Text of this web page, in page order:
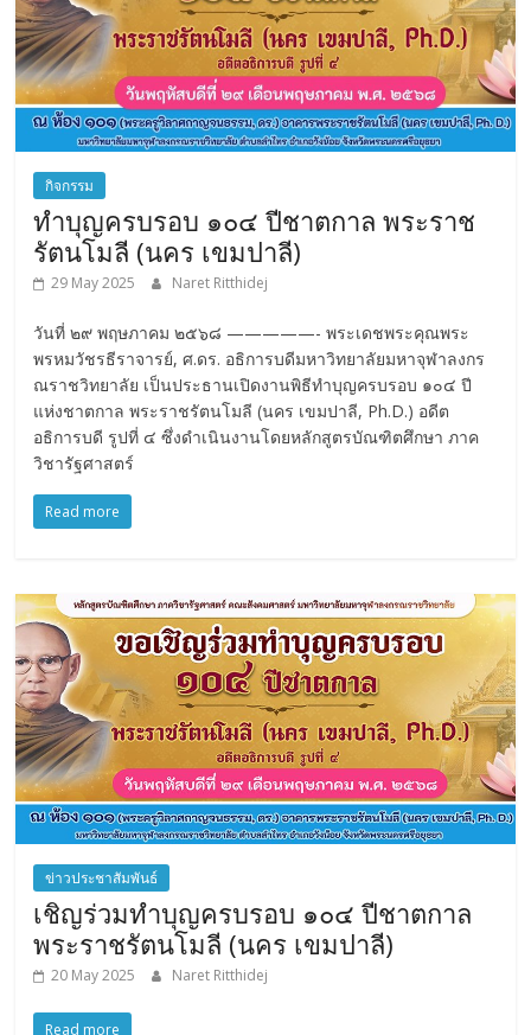
กิจกรรม
ทำบุญครบรอบ ๑๐๔ ปีชาตกาล พระราช
รัตนโมลี (นคร เขมปาลี)
29 May 2025 Naret Ritthidej
วันที่ ๒๙ พฤษภาคม ๒๕๖๘ —————- พระเดชพระคุณพระ
พรหมวัชรธีราจารย์, ศ.ดร. อธิการบดีมหาวิทยาลัยมหาจุฬาลงกร
ณราชวิทยาลัย เป็นประธานเปิดงานพิธีทำบุญครบรอบ ๑๐๔ ปี
แห่งชาตกาล พระราชรัตนโมลี (นคร เขมปาลี, Ph.D.) อดีต
อธิการบดี รูปที่ ๔ ซึ่งดำเนินงานโดยหลักสูตรบัณฑิตศึกษา ภาค
วิชารัฐศาสตร์
Read more
ข่าวประชาสัมพันธ์
เชิญร่วมทำบุญครบรอบ ๑๐๔ ปีชาตกาล
พระราชรัตนโมลี (นคร เขมปาลี)
20 May 2025 Naret Ritthidej
Read more